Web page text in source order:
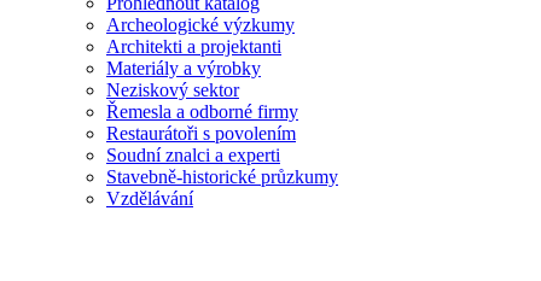
Archeologické výzkumy
Architekti a projektanti
Materiály a výrobky
Neziskový sektor
Řemesla a odborné firmy
Restaurátoři s povolením
Soudní znalci a experti
Stavebně-historické průzkumy
Vzdělávání